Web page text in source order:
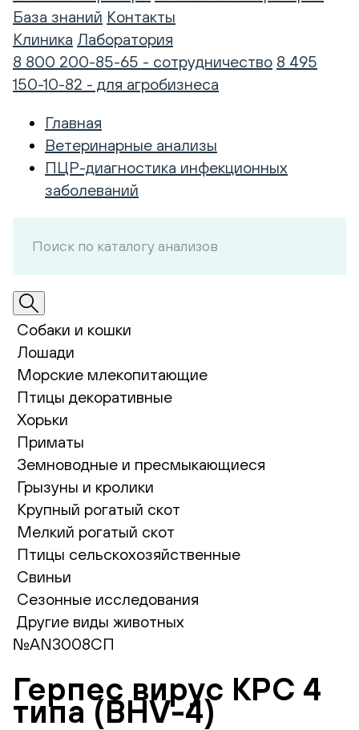
База знаний Контакты
Клиника Лаборатория
8 800 200-85-65 - сотрудничество 8 495
150-10-82 - для агробизнеса
Главная
Ветеринарные анализы
ПЦР-диагностика инфекционных
заболеваний
Собаки и кошки
Лошади
Морские млекопитающие
Птицы декоративные
Хорьки
Приматы
Земноводные и пресмыкающиеся
Грызуны и кролики
Крупный рогатый скот
Мелкий рогатый скот
Птицы сельскохозяйственные
Свиньи
Сезонные исследования
Другие виды животных
№AN3008СП
Герпес вирус КРС 4
типа (BHV-4)